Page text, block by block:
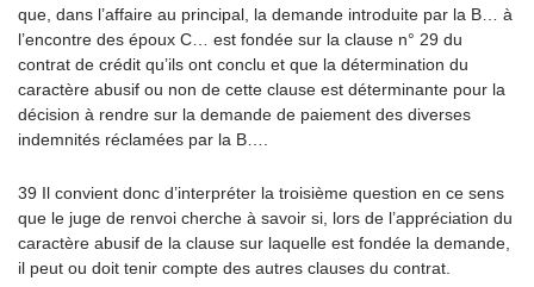
que, dans l’affaire au principal, la demande introduite par la B… à
l’encontre des époux C… est fondée sur la clause n° 29 du
contrat de crédit qu’ils ont conclu et que la détermination du
caractère abusif ou non de cette clause est déterminante pour la
décision à rendre sur la demande de paiement des diverses
indemnités réclamées par la B….
39 Il convient donc d’interpréter la troisième question en ce sens
que le juge de renvoi cherche à savoir si, lors de l’appréciation du
caractère abusif de la clause sur laquelle est fondée la demande,
il peut ou doit tenir compte des autres clauses du contrat.